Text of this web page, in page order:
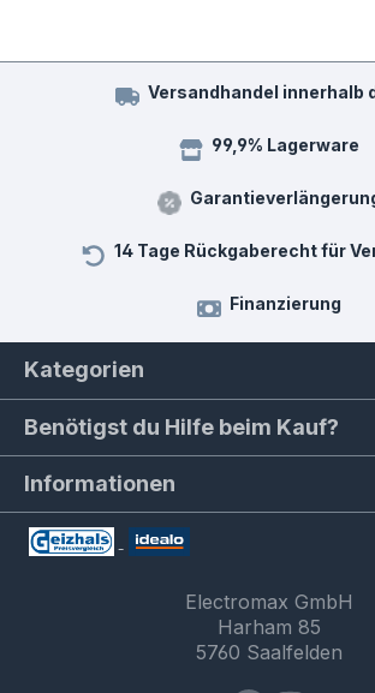
Versandhandel innerhalb
99,9% Lagerware
14 Tage Rückgaberecht für
Finanzierung
Kategorien
Benötigst du Hilfe beim Kauf?
Informationen
Electromax GmbH
Harham 85
5760 Saalfelden